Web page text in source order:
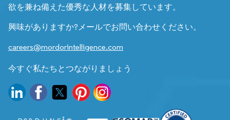
欲を兼ね備えた優秀な人材を募集しています。
興味がありますか?メールでお問い合わせください。
careers@mordorintelligence.com
今すぐ私たちとつながりましょう